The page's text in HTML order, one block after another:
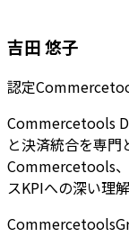
吉田 悠子
認定
Commercetools
と決済統合を専門
Commercetools
スKPIへの深い理解
Commercetools